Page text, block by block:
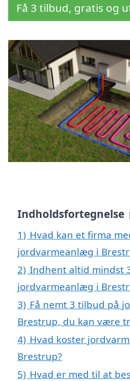
Få 3 tilbud, gratis og
Indholdsfortegnelse
1) Hvad kan et firma
jordvarmeanlæg i
2) Indhent altid mindst
jordvarmeanlæg i
3) Få nemt 3 tilbud på
Brestrup, du kan være
4) Hvad koster
Brestrup?
5) Hvad er med til at